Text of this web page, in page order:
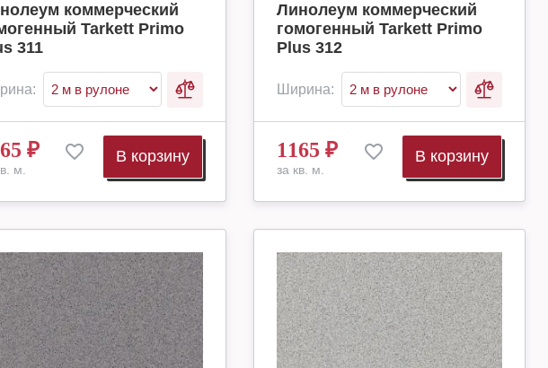
коммерческий
Tarkett Primo
311
₽
м.
В корзину
Линолеум коммерческий
гомогенный Tarkett Primo
Plus 312
Ширина:
1165 ₽
за кв. м.
В корзину